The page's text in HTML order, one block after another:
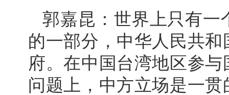
郭嘉昆：世界上只有一
的一部分，中华人民共
府。在中国台湾地区参
问题上，中方立场是一